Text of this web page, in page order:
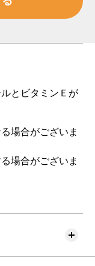
とビタミンＥが
場合がございま
場合がございま